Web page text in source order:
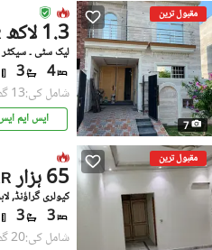
مقبول ترین
7
1.3 لاکھ
لیک سٹی ۔ سیکٹر ایم ۔ 8,
4
3
شامل کی:13 گھنٹے پہل
ایس ایم
مقبول ترین
65 ہزار
کیولری گراؤنڈ,
3
3
شامل کی:20 گھنٹے پہل